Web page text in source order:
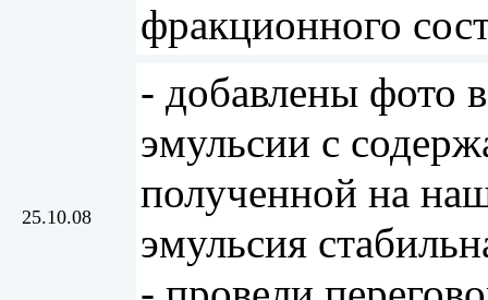
фракционного
25.10.08
- добавлены фото
эмульсии с
полученной на
эмульсия